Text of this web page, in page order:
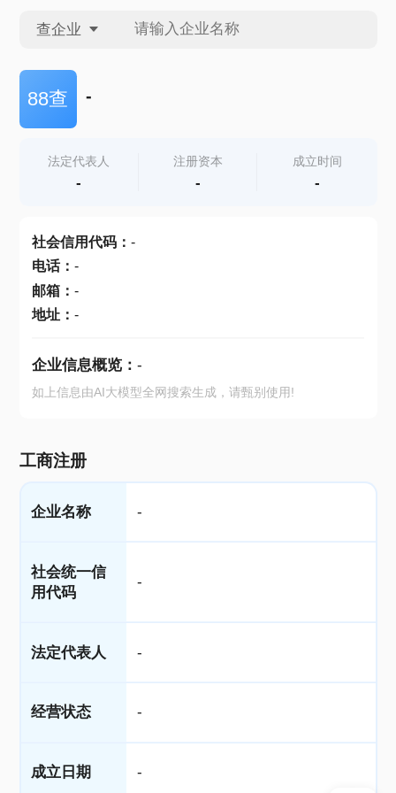
查企业
查企业
查产地
88查 -
法定代表人
-
注册资本
-
成立时间
-
社会信用代码： -
电话： -
邮箱： -
地址： -
企业信息概览： -
如上信息由AI大模型全网搜索生成，请甄别使用!
工商注册
企业名称 -
社会统一信
用代码
-
法定代表人 -
经营状态 -
成立日期 -